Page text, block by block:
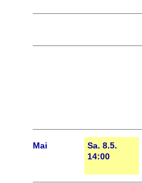
Mai
Sa. 8.5.
14:00